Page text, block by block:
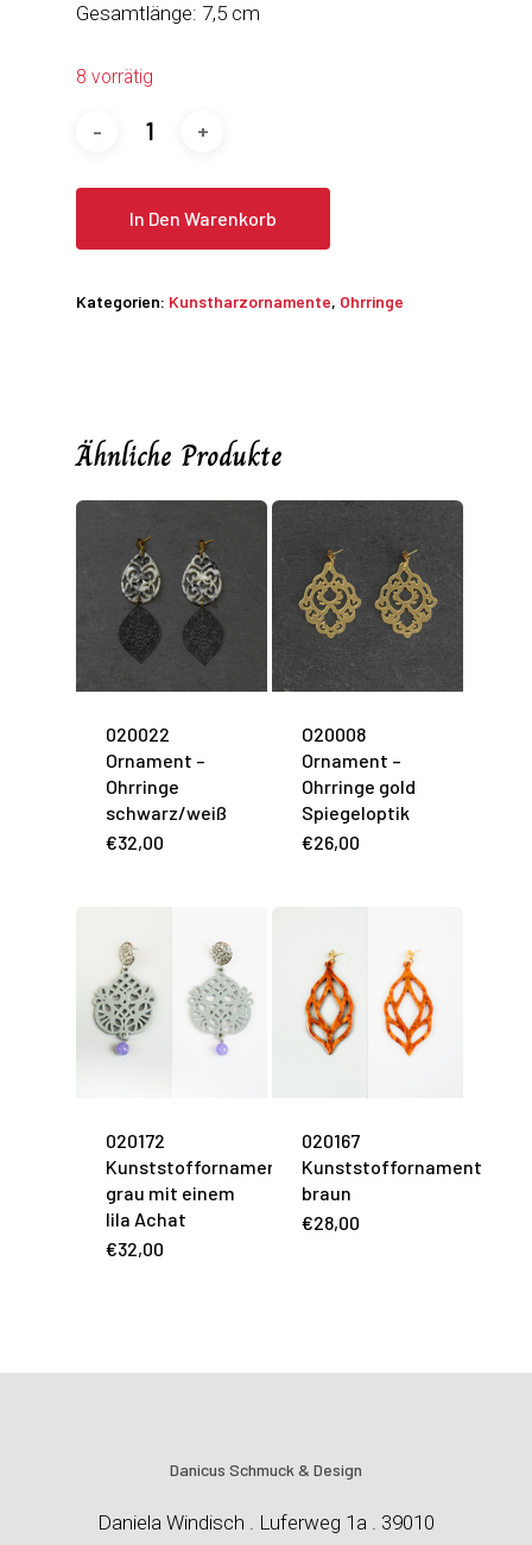
Gesamtlänge: 7,5 cm
8 vorrätig
In Den Warenkorb
Kategorien: Kunstharzornamente, Ohrringe
Ähnliche Produkte
020022
Ornament –
Ohrringe
schwarz/weiß
€32,00
O20008
Ornament –
Ohrringe gold
Spiegeloptik
€26,00
020172
Kunststoffornament
grau mit einem
lila Achat
€32,00
020167
Kunststoffornament
braun
€28,00
Danicus Schmuck & Design
Daniela Windisch . Luferweg 1a . 39010